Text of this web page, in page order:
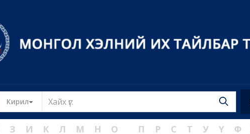
Кирил Toggle Dropdown
З И К Л М Н О П Р С Т У Ү Ф